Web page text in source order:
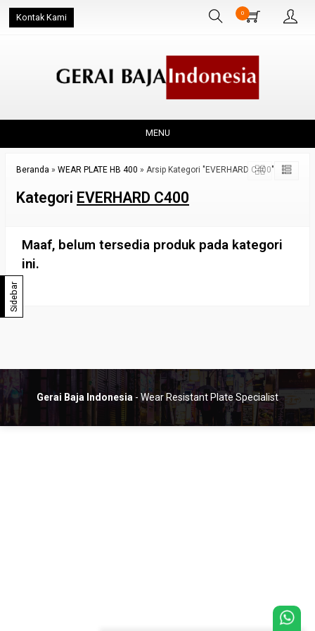
Kontak Kami 0
MENU
Beranda » WEAR PLATE HB 400 » Arsip Kategori "EVERHARD C400"
Kategori EVERHARD C400
Maaf, belum tersedia produk pada kategori
ini.
Sidebar
Gerai Baja Indonesia - Wear Resistant Plate Specialist